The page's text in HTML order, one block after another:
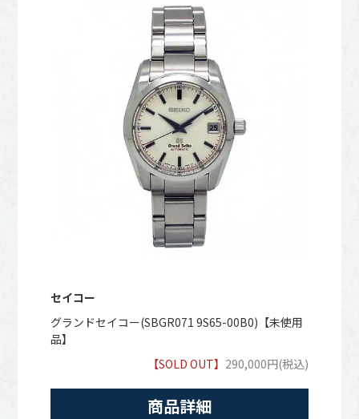
セイコー
グランドセイコー(SBGR071 9S65-00B0)【未使用
品】
【SOLD OUT】 290,000円(税込)
商品詳細